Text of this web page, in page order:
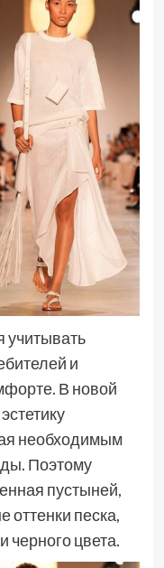
учитывать
и
В новой
необходимым
Поэтому
пустыней,
оттенки песка,
черного цвета.